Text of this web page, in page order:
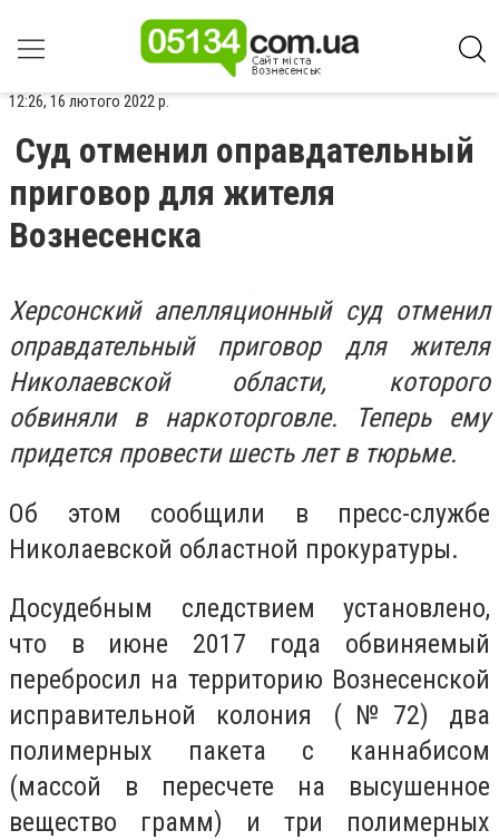
12:26, 16 лютого 2022 р.
Суд отменил оправдательный
приговор для жителя
Вознесенска
Херсонский апелляционный суд отменил
оправдательный приговор для жителя
Николаевской области, которого
обвиняли в наркоторговле. Теперь ему
придется провести шесть лет в тюрьме.
Об этом сообщили в пресс-службе
Николаевской областной прокуратуры.
Досудебным следствием установлено,
что в июне 2017 года обвиняемый
перебросил на территорию Вознесенской
исправительной колония (№72) два
полимерных пакета с каннабисом
(массой в пересчете на высушенное
вещество грамм) и три полимерных